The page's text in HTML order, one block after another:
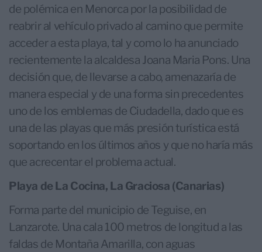
de polémica en Menorca por la posibilidad de
reabrir al vehículo privado al camino que permite
acceder a esta playa, tal y como lo ha anunciado
recientemente la alcaldesa Joana Maria Pons. Una
decisión que, de llevarse a cabo, amenazaría de
manera especial y de una forma sin precedentes
uno de los emblemas de Ciudadella, dado que es
una de las playas que más presión turística está
soportando en los últimos años y que no haría más
que acrecentar el problema actual.
Playa de La Cocina, La Graciosa (Canarias)
Forma parte del municipio de Teguise, en
Lanzarote. Una cala 100 metros de longitud a las
faldas de Montaña Amarilla, con aguas